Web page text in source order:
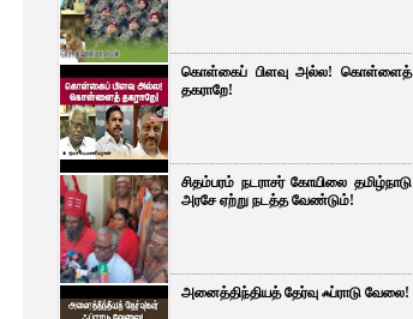
கொள்கைப் பிளவு அல்ல! கொள்ளைத்
தகராறே!
சிதம்பரம் நடராசர் கோயிலை தமிழ்நாடு
அரசே ஏற்று நடத்த வேண்டும்!
அனைத்திந்தியத் தேர்வு ஃப்ராடு வேலை!